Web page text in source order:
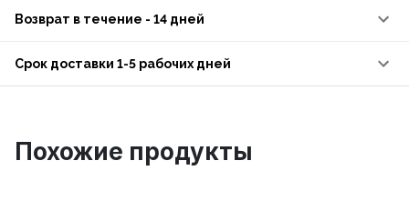
Возврат в течение - 14 дней
Срок доставки 1-5 рабочих дней
Похожие продукты